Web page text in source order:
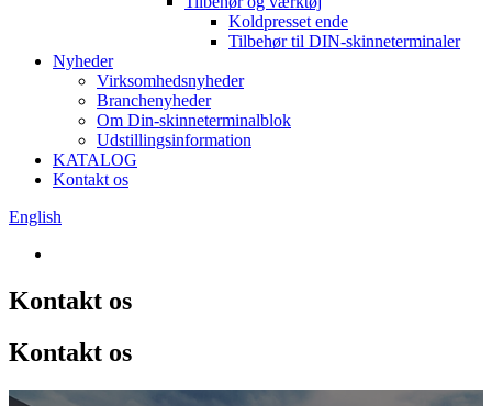
Koldpresset ende
Tilbehør til DIN-skinneterminaler
Nyheder
Virksomhedsnyheder
Branchenyheder
Om Din-skinneterminalblok
Udstillingsinformation
KATALOG
Kontakt os
English
Kontakt os
Kontakt os